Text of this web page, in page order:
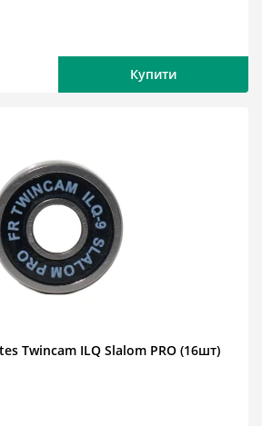
Купити
Twincam ILQ Slalom PRO (16шт)